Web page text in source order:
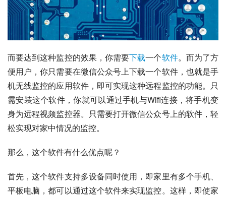
而要达到这种监控的效果，你需要下载一个软件。而为了方
便用户，你只需要在微信公众号上下载一个软件，也就是手
机无线监控的应用软件，即可实现这种远程监控的功能。只
需安装这个软件，你就可以通过手机与Wifi连接，将手机变
身为远程视频监控器。只需要打开微信公众号上的软件，轻
松实现对家中情况的监控。
那么，这个软件有什么优点呢？
首先，这个软件支持多设备同时使用，即家里有多个手机、
平板电脑，都可以通过这个软件来实现监控。这样，即使家